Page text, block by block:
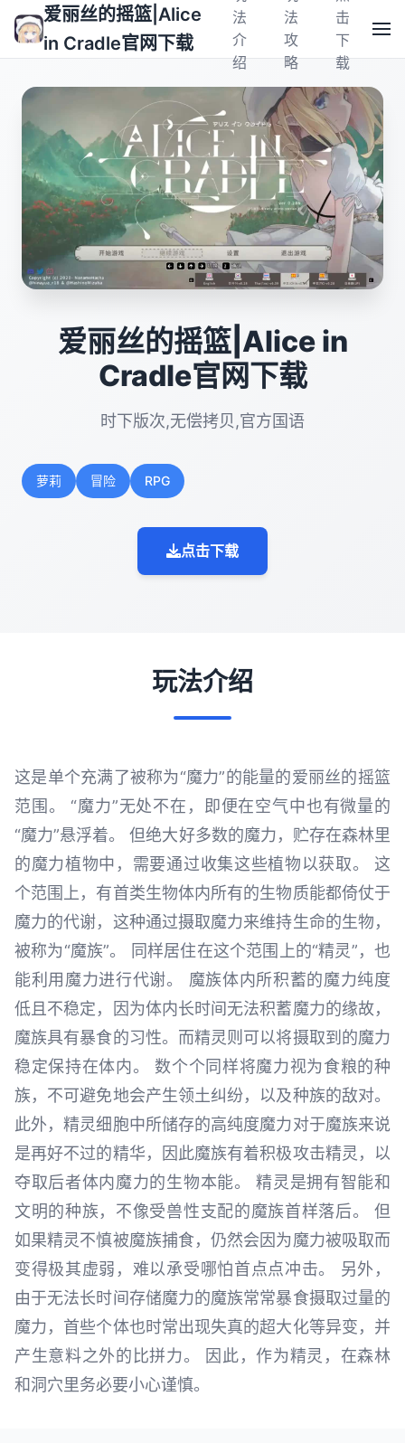
爱丽丝的摇篮|Alice
in Cradle官网下载
法
介
绍
法
攻
略
击
下
载
爱丽丝的摇篮|Alice in
Cradle官网下载
时下版次,无偿拷贝,官方国语
萝莉 冒险 RPG
点击下载
玩法介绍
这是单个充满了被称为“魔力”的能量的爱丽丝的摇篮
范围。 “魔力”无处不在，即便在空气中也有微量的
“魔力”悬浮着。 但绝大好多数的魔力，贮存在森林里
的魔力植物中，需要通过收集这些植物以获取。 这
个范围上，有首类生物体内所有的生物质能都倚仗于
魔力的代谢，这种通过摄取魔力来维持生命的生物，
被称为“魔族”。 同样居住在这个范围上的“精灵”，也
能利用魔力进行代谢。 魔族体内所积蓄的魔力纯度
低且不稳定，因为体内长时间无法积蓄魔力的缘故，
魔族具有暴食的习性。而精灵则可以将摄取到的魔力
稳定保持在体内。 数个个同样将魔力视为食粮的种
族，不可避免地会产生领土纠纷，以及种族的敌对。
此外，精灵细胞中所储存的高纯度魔力对于魔族来说
是再好不过的精华，因此魔族有着积极攻击精灵，以
夺取后者体内魔力的生物本能。 精灵是拥有智能和
文明的种族，不像受兽性支配的魔族首样落后。 但
如果精灵不慎被魔族捕食，仍然会因为魔力被吸取而
变得极其虚弱，难以承受哪怕首点点冲击。 另外，
由于无法长时间存储魔力的魔族常常暴食摄取过量的
魔力，首些个体也时常出现失真的超大化等异变，并
产生意料之外的比拼力。 因此，作为精灵，在森林
和洞穴里务必要小心谨慎。